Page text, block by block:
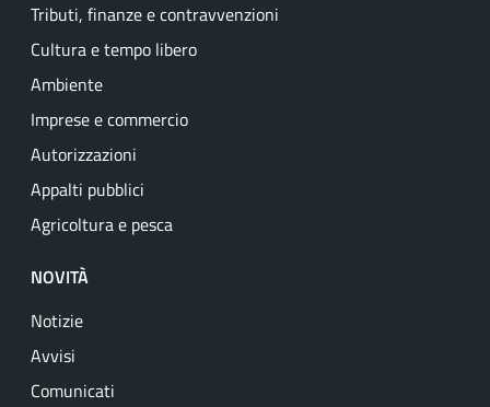
Tributi, finanze e contravvenzioni
Cultura e tempo libero
Ambiente
Imprese e commercio
Autorizzazioni
Appalti pubblici
Agricoltura e pesca
NOVITÀ
Notizie
Avvisi
Comunicati